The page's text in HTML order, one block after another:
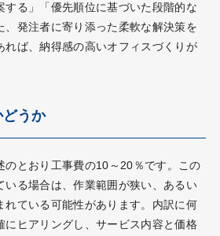
する」「優先順位に基づいた段階的な
、発注者に寄り添った柔軟な解決策を
れば、納得感の高いオフィスづくりが
うか
のとおり工事費の10～20％です。この
いる場合は、作業範囲が狭い、あるい
れている可能性があります。内訳に何
にヒアリングし、サービス内容と価格